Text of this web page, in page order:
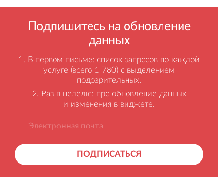
Подпишитесь на обновление
данных
В первом письме: список запросов по каждой
услуге (всего 1 780) с выделением
подозрительных.
Раз в неделю: про обновление данных
и изменения в виджете.
ПОДПИСАТЬСЯ